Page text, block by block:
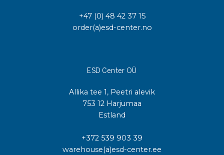
+47 (0) 48 42 37 15
order(a)esd-center.no
ESD Center OÜ
Allika tee 1, Peetri alevik
753 12 Harjumaa
Estland
+372 539 903 39
warehouse(a)esd-center.ee